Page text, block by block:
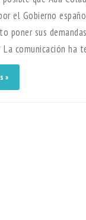
el Gobierno
poner sus
La comunicación ha
»